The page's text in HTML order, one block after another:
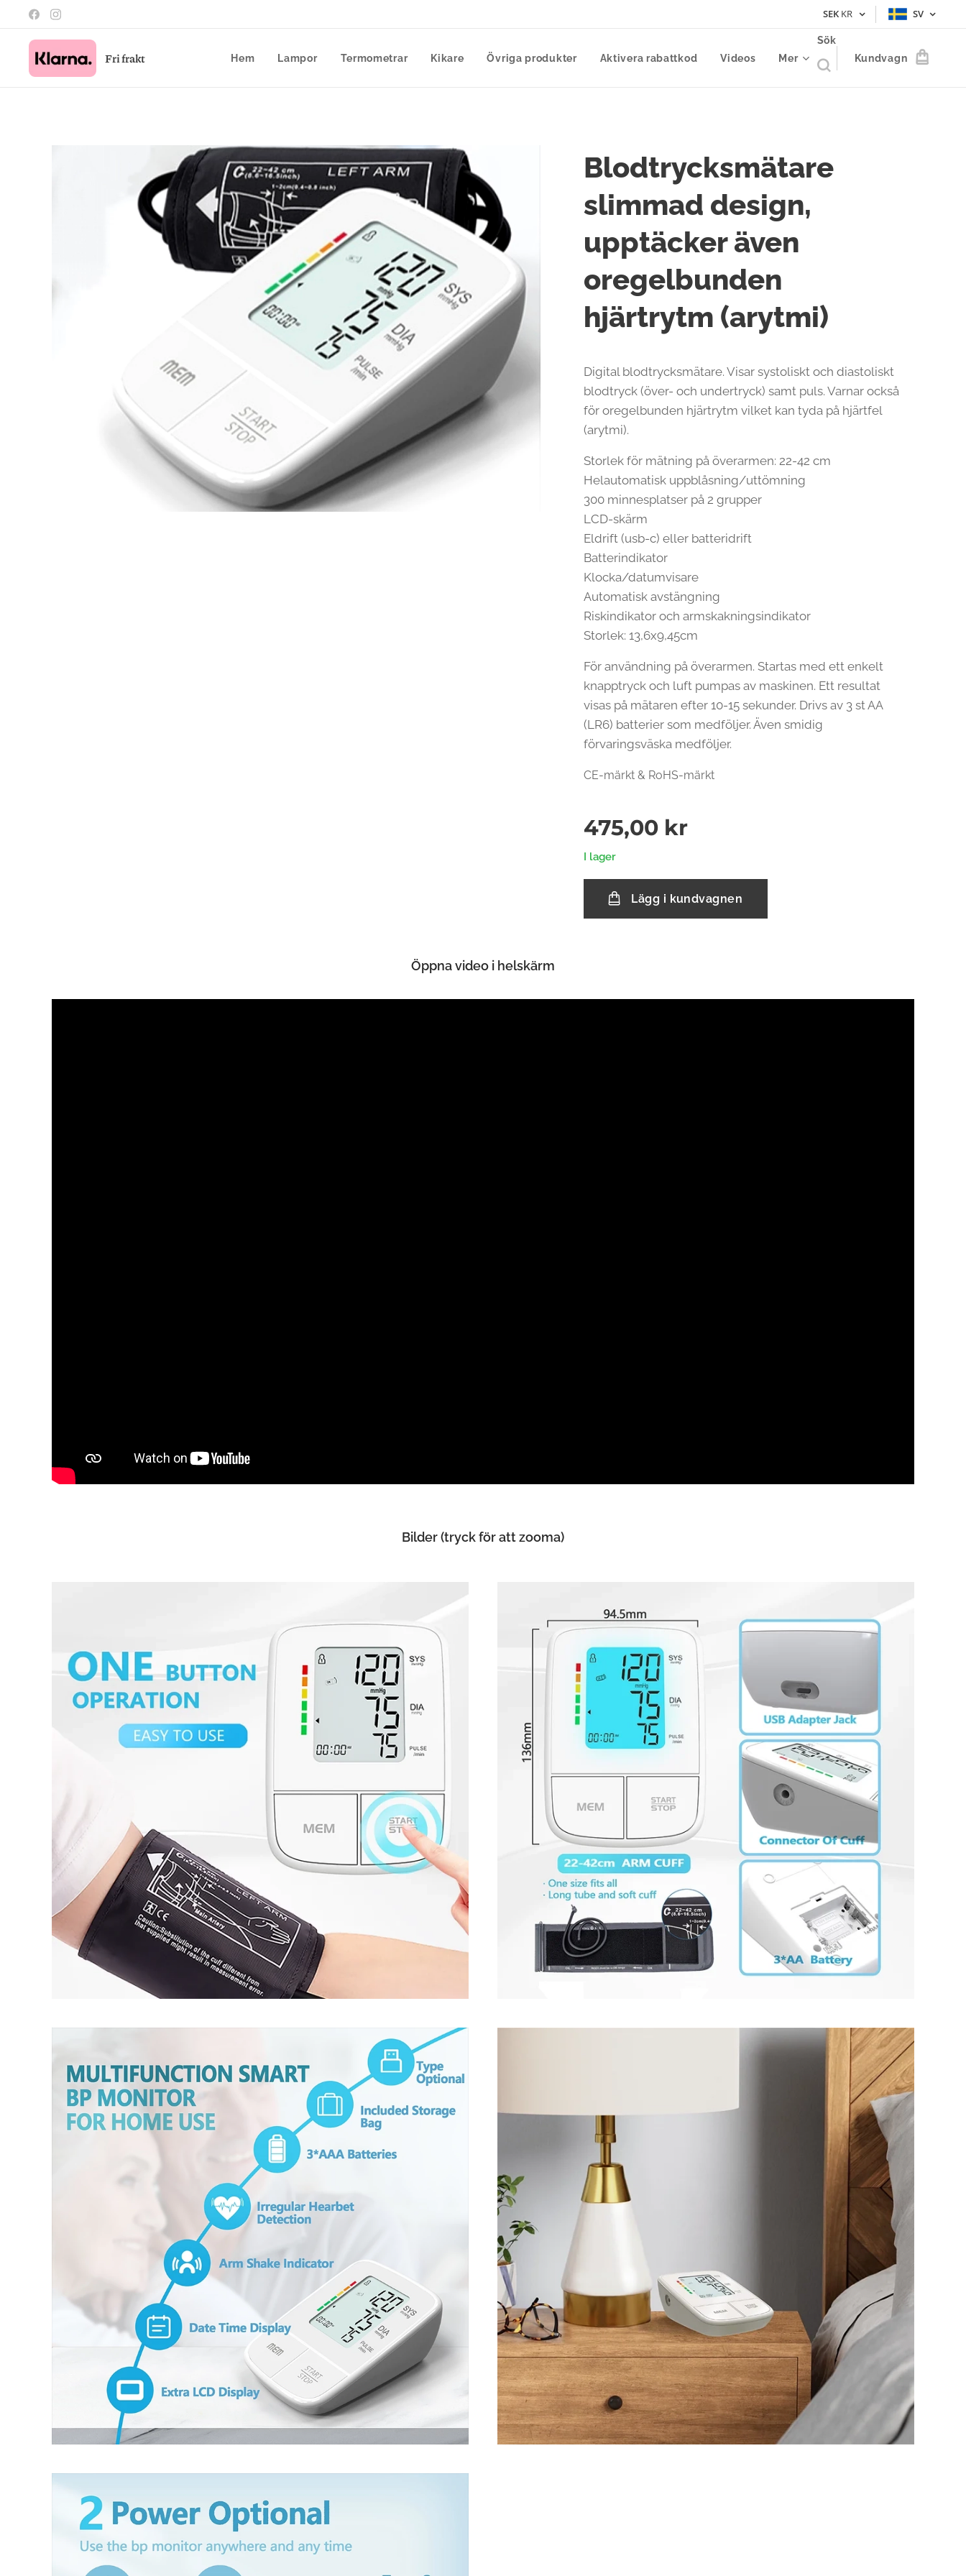
SEK KR SV
Fri frakt Hem Lampor Termometrar Kikare Övriga produkter Aktivera rabattkod Videos Mer
Sök
Kundvagn
Blodtrycksmätare
slimmad design,
upptäcker även
oregelbunden
hjärtrytm (arytmi)
Digital blodtrycksmätare. Visar systoliskt och diastoliskt
blodtryck (över- och undertryck) samt puls. Varnar också
för oregelbunden hjärtrytm vilket kan tyda på hjärtfel
(arytmi).
Storlek för mätning på överarmen: 22-42 cm
Helautomatisk uppblåsning/uttömning
300 minnesplatser på 2 grupper
LCD-skärm
Eldrift (usb-c) eller batteridrift
Batterindikator
Klocka/datumvisare
Automatisk avstängning
Riskindikator och armskakningsindikator
Storlek: 13,6x9,45cm
För användning på överarmen. Startas med ett enkelt
knapptryck och luft pumpas av maskinen. Ett resultat
visas på mätaren efter 10-15 sekunder. Drivs av 3 st AA
(LR6) batterier som medföljer. Även smidig
förvaringsväska medföljer.
CE-märkt & RoHS-märkt
475,00 kr
I lager
Lägg i kundvagnen
Öppna video i helskärm
Bilder (tryck för att zooma)